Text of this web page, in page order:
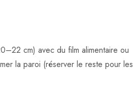
cm) avec du film alimentaire ou
la paroi (réserver le reste pour les